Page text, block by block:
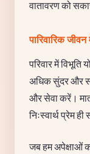
वातावरण को
पारिवारिक जीवन
परिवार में
अधिक सुंदर और
और सेवा करें।
निःस्वार्थ प्रेम
जब हम अपेक्षाओं